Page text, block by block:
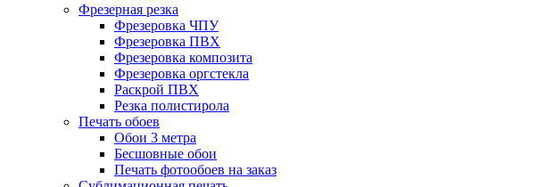
Фрезерная резка
Фрезеровка ЧПУ
Фрезеровка ПВХ
Фрезеровка композита
Фрезеровка оргстекла
Раскрой ПВХ
Резка полистирола
Печать обоев
Обои 3 метра
Бесшовные обои
Печать фотообоев на заказ